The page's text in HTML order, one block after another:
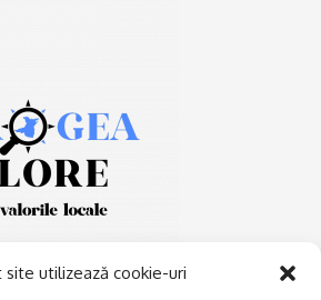
site utilizează cookie-uri